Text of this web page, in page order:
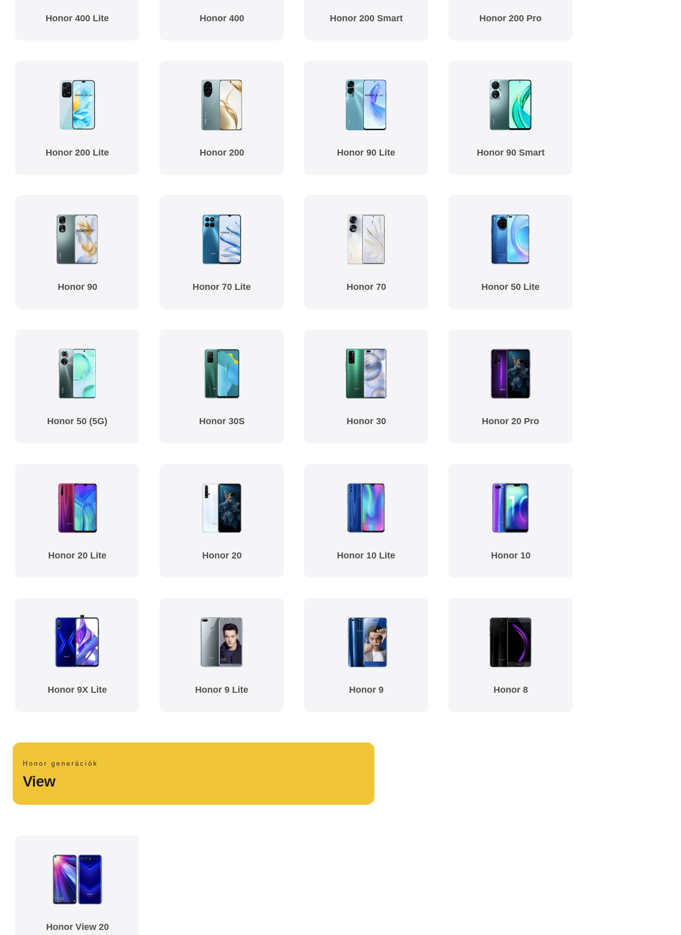
Honor 400 Lite Honor 400 Honor 200 Smart Honor 200 Pro
Honor 200 Lite Honor 200 Honor 90 Lite Honor 90 Smart
Honor 90 Honor 70 Lite Honor 70 Honor 50 Lite
Honor 50 (5G) Honor 30S Honor 30 Honor 20 Pro
Honor 20 Lite Honor 20 Honor 10 Lite Honor 10
Honor 9X Lite Honor 9 Lite Honor 9 Honor 8
Honor generációk
View
Honor View 20